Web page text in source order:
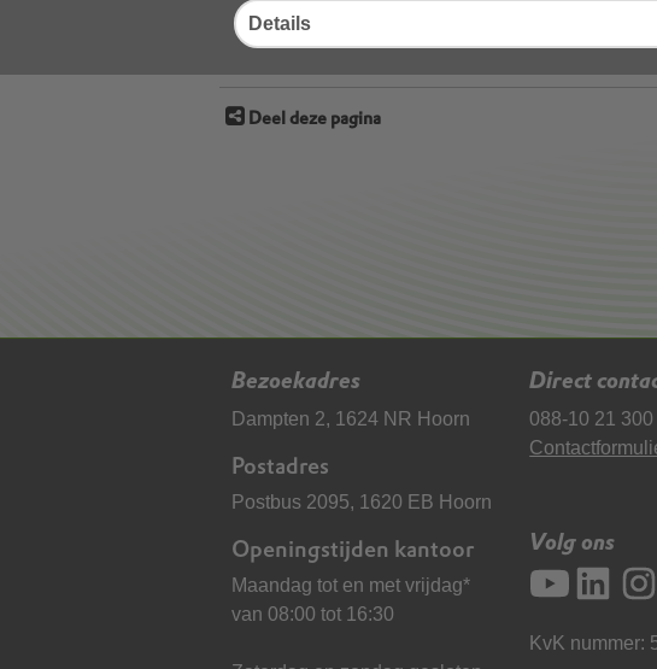
Details
Deel deze pagina
Bezoekadres
Dampten 2, 1624 NR Hoorn
Postadres
Postbus 2095, 1620 EB Hoorn
Openingstijden kantoor
Maandag tot en met vrijdag*
van 08:00 tot 16:30
Direct
088-10 21 300
Volg ons
KvK nummer: